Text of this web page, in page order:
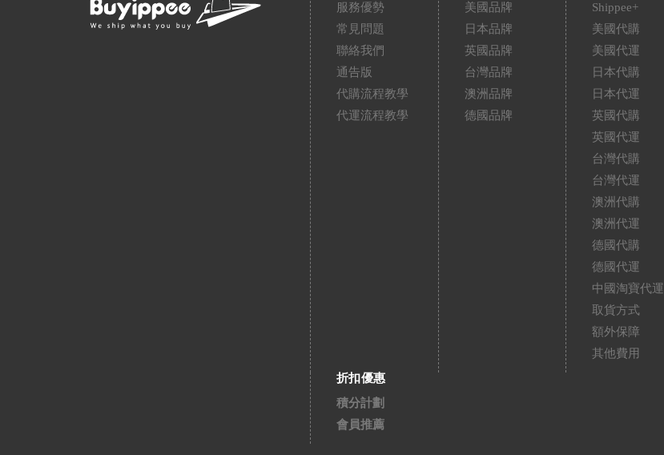
服務優勢
常見問題
聯絡我們
通告版
代購流程教學
代運流程教學
美國品牌
日本品牌
英國品牌
台灣品牌
澳洲品牌
德國品牌
Shippee+
美國代購
美國代運
日本代購
日本代運
英國代購
英國代運
台灣代購
台灣代運
澳洲代購
澳洲代運
德國代購
德國代運
中國淘寶代運
取貨方式
額外保障
其他費用
折扣優惠
積分計劃
會員推薦